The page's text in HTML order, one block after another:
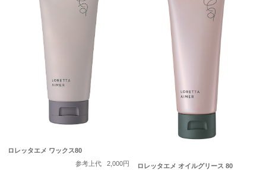
ロレッタエメ ワックス80
参考上代
2,000円
ロレッタエメ オイルグリース 80